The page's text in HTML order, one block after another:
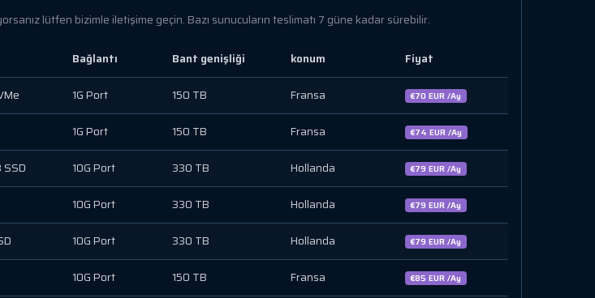
lütfen bizimle iletişime geçin. Bazı sunucuların teslimatı 7 güne kadar sürebilir.
Bağlantı Bant genişliği konum Fiyat
1G Port 150 TB Fransa €70 EUR /Ay
1G Port 150 TB Fransa €74 EUR /Ay
SSD 10G Port 330 TB Hollanda €79 EUR /Ay
10G Port 330 TB Hollanda €79 EUR /Ay
10G Port 330 TB Hollanda €79 EUR /Ay
10G Port 150 TB Fransa €85 EUR /Ay